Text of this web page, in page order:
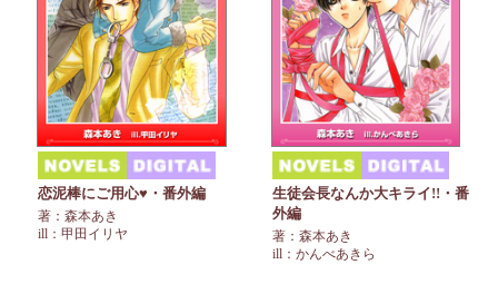
恋泥棒にご用心♥・番外編
著：森本あき
ill：甲田イリヤ
生徒会長なんか大キライ!!・番
外編
著：森本あき
ill：かんべあきら